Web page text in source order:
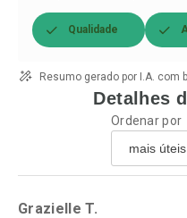
Qualidade
Resumo gerado por I.A.
Detalhes
Ordenar por
Grazielle T.